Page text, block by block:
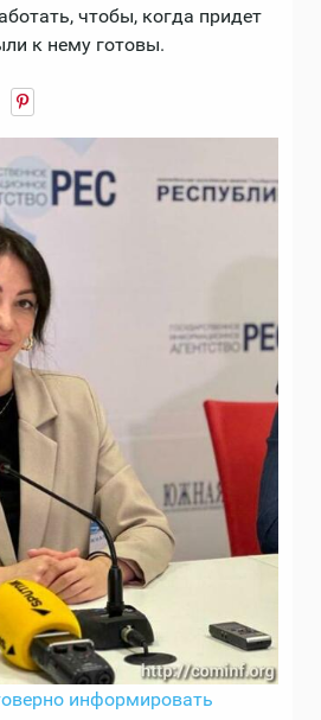
чтобы, когда придет
к нему готовы.
информировать